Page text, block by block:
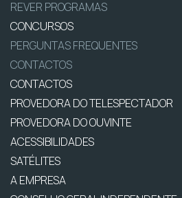
REVER PROGRAMAS
CONCURSOS
PERGUNTAS FREQUENTES
CONTACTOS
CONTACTOS
PROVEDORA DO TELESPECTADOR
PROVEDORA DO OUVINTE
ACESSIBILIDADES
SATÉLITES
A EMPRESA